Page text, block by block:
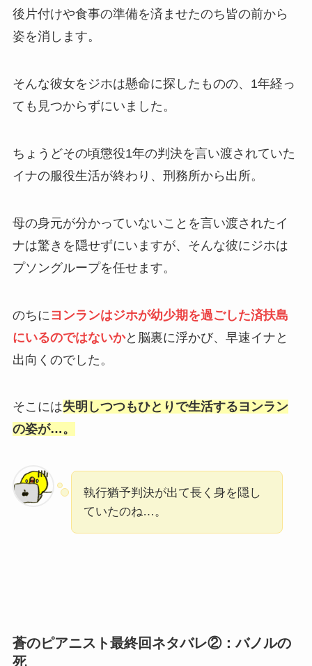
後片付けや食事の準備を済ませたのち皆の前から
姿を消します。
そんな彼女をジホは懸命に探したものの、1年経っ
ても見つからずにいました。
ちょうどその頃懲役1年の判決を言い渡されていた
イナの服役生活が終わり、刑務所から出所。
母の身元が分かっていないことを言い渡されたイ
ナは驚きを隠せずにいますが、そんな彼にジホは
プソングループを任せます。
のちに ヨンランはジホが幼少期を過ごした済扶島
にいるのではないかと脳裏に浮かび、早速イナと
出向くのでした。
そこには失明しつつもひとりで生活するヨンラン
の姿が…。
執行猶予判決が出て長く身を隠し
ていたのね…。
蒼のピアニスト最終回ネタバレ②：バノルの
死